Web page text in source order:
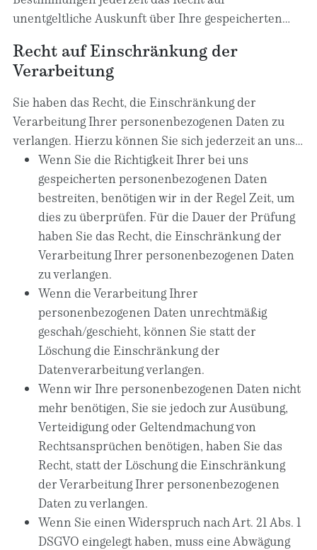
ART. 21 ABS. 1 DSGVO).
es technisch machbar ist.
unentgeltliche Auskunft über Ihre gespeicherten
Empfänger und den Zweck der Datenverarbeitung
und ggf. ein Recht auf Berichtigung oder Löschung
dieser Daten. Hierzu sowie zu weiteren Fragen zum
Thema personenbezogene Daten können Sie sich
jederzeit an uns wenden.
Recht auf Einschränkung der
Verarbeitung
Sie haben das Recht, die Einschränkung der
Verarbeitung Ihrer personenbezogenen Daten zu
verlangen. Hierzu können Sie sich jederzeit an uns
wenden. Das Recht auf Einschränkung der
Verarbeitung besteht in folgenden Fällen:
Wenn Sie die Richtigkeit Ihrer bei uns
gespeicherten personenbezogenen Daten
bestreiten, benötigen wir in der Regel Zeit, um
dies zu überprüfen. Für die Dauer der Prüfung
haben Sie das Recht, die Einschränkung der
Verarbeitung Ihrer personenbezogenen Daten
zu verlangen.
Wenn die Verarbeitung Ihrer
personenbezogenen Daten unrechtmäßig
geschah/geschieht, können Sie statt der
Löschung die Einschränkung der
Datenverarbeitung verlangen.
Wenn wir Ihre personenbezogenen Daten nicht
mehr benötigen, Sie sie jedoch zur Ausübung,
Verteidigung oder Geltendmachung von
Rechtsansprüchen benötigen, haben Sie das
Recht, statt der Löschung die Einschränkung
der Verarbeitung Ihrer personenbezogenen
Daten zu verlangen.
Wenn Sie einen Widerspruch nach Art. 21 Abs. 1
DSGVO eingelegt haben, muss eine Abwägung